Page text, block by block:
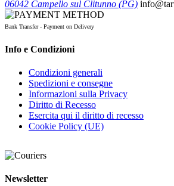
06042 Campello sul Clitunno (PG)
Bank Transfer - Payment on Delivery
Info e Condizioni
Condizioni generali
Spedizioni e consegne
Informazioni sulla Privacy
Diritto di Recesso
Esercita qui il diritto di recesso
Cookie Policy (UE)
Newsletter